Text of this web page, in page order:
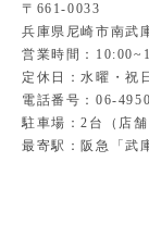
〒661-0033
兵庫県尼崎市南武
営業時間：
定休日：水曜・祝日
電話番号：06-
駐車場：2台（店舗
最寄駅：阪急「武